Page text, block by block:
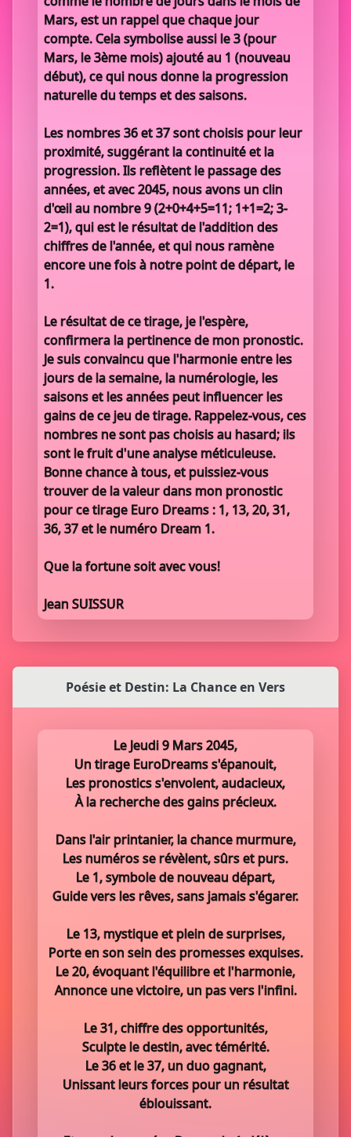
Mars, est un rappel que chaque jour
compte. Cela symbolise aussi le 3 (pour
Mars, le 3ème mois) ajouté au 1 (nouveau
début), ce qui nous donne la progression
naturelle du temps et des saisons.
Les nombres 36 et 37 sont choisis pour leur
proximité, suggérant la continuité et la
progression. Ils reflètent le passage des
années, et avec 2045, nous avons un clin
d'œil au nombre 9 (2+0+4+5=11; 1+1=2; 3-
2=1), qui est le résultat de l'addition des
chiffres de l'année, et qui nous ramène
encore une fois à notre point de départ, le
1.
Le résultat de ce tirage, je l'espère,
confirmera la pertinence de mon pronostic.
Je suis convaincu que l'harmonie entre les
jours de la semaine, la numérologie, les
saisons et les années peut influencer les
gains de ce jeu de tirage. Rappelez-vous, ces
nombres ne sont pas choisis au hasard; ils
sont le fruit d'une analyse méticuleuse.
Bonne chance à tous, et puissiez-vous
trouver de la valeur dans mon pronostic
pour ce tirage Euro Dreams : 1, 13, 20, 31,
36, 37 et le numéro Dream 1.
Que la fortune soit avec vous!
Jean SUISSUR
Poésie et Destin: La Chance en Vers
Le Jeudi 9 Mars 2045,
Un tirage EuroDreams s'épanouit,
Les pronostics s'envolent, audacieux,
À la recherche des gains précieux.
Dans l'air printanier, la chance murmure,
Les numéros se révèlent, sûrs et purs.
Le 1, symbole de nouveau départ,
Guide vers les rêves, sans jamais s'égarer.
Le 13, mystique et plein de surprises,
Porte en son sein des promesses exquises.
Le 20, évoquant l'équilibre et l'harmonie,
Annonce une victoire, un pas vers l'infini.
Le 31, chiffre des opportunités,
Sculpte le destin, avec témérité.
Le 36 et le 37, un duo gagnant,
Unissant leurs forces pour un résultat
éblouissant.